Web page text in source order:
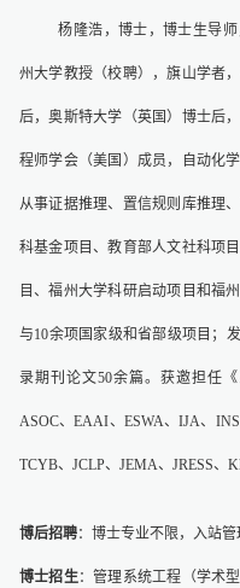
杨隆浩，博士，博士生导
州大学教授（校聘），旗山学者
后，奥斯特大学（英国）博士后
程师学会（美国）成员，自动化
从事证据推理、置信规则库推理
科基金项目、教育部人文社科项
目、福州大学科研启动项目和福
与10余项国家级和省部级项目；
录期刊论文50余篇。获邀担任
ASOC、EAAI、ESWA、IJA、
TCYB、JCLP、JEMA、JRESS、
博后招聘：博士专业不限，入站
博士招生：管理系统工程（学术